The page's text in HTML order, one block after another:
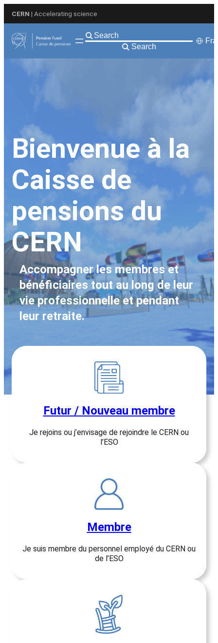
CERN | Accelerating science
Search
Bienvenue à la
Caisse de
pensions du
CERN
Accompagner les membres et
bénéficiaires tout au long de leur
vie professionnelle et pendant
leur retraite.
Futur / Nouveau membre
Je rejoins ou j’envisage de rejoindre le CERN ou
l’ESO
Membre
Je suis membre du personnel employé du CERN ou
de l’ESO